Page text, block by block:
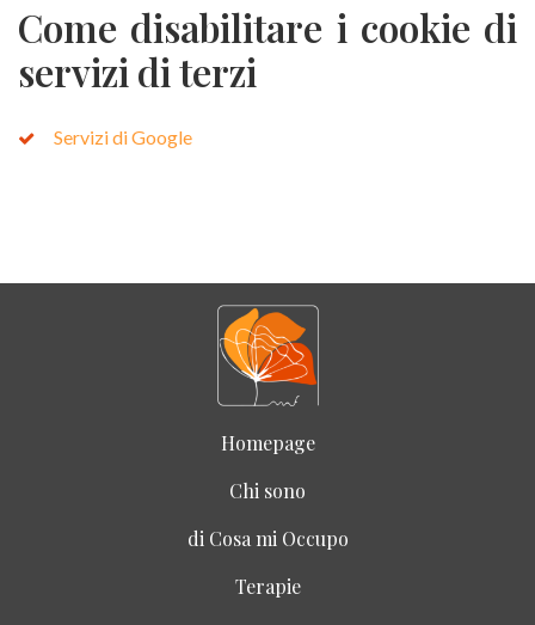
Come disabilitare i cookie di
servizi di terzi
Servizi di Google
Homepage
Chi sono
di Cosa mi Occupo
Terapie